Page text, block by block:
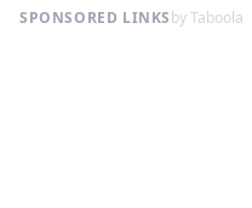
SPONSORED LINKSby Taboola